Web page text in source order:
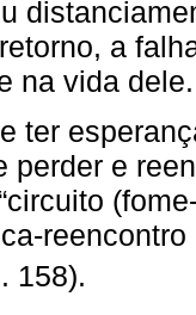
a
na vida dele.
ter
perder e
158).